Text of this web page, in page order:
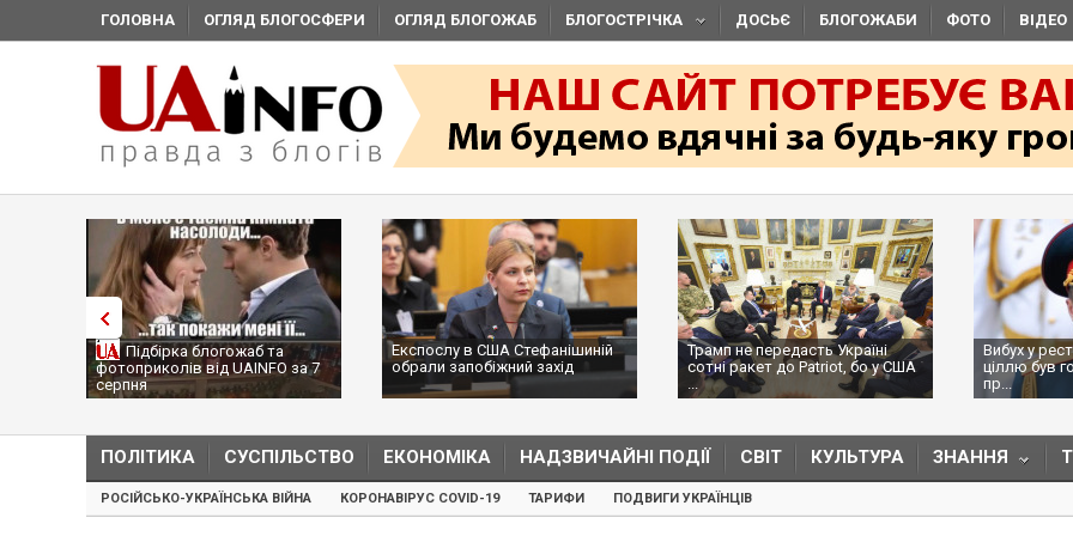
ГОЛОВНА ОГЛЯД БЛОГОСФЕРИ ОГЛЯД БЛОГОЖАБ БЛОГОСТРІЧКА ДОСЬЄ БЛОГОЖАБИ ФОТО ВІДЕО
Підбірка блогожаб та
фотоприколів від UAINFO за 7
серпня
Експослу в США Стефанішиній
обрали запобіжний захід
Трамп не передасть Україні
сотні ракет до Patriot, бо у США
...
Вибух у
ціллю був
пр...
ПОЛІТИКА СУСПІЛЬСТВО ЕКОНОМІКА НАДЗВИЧАЙНІ ПОДІЇ СВІТ КУЛЬТУРА ЗНАННЯ
РОСІЙСЬКО-УКРАЇНСЬКА ВІЙНА КОРОНАВІРУС COVID-19 ТАРИФИ ПОДВИГИ УКРАЇНЦІВ